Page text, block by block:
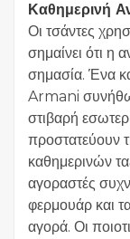
Καθημερινή
Οι τσάντες
σημαίνει ότι η
σημασία. Ένα
Armani
στιβαρή
προστατεύουν
καθημερινών
αγοραστές
φερμουάρ και
αγορά. Οι